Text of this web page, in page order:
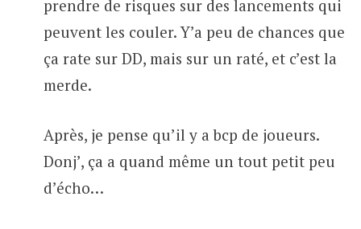
prendre de risques sur des lancements qui
peuvent les couler. Y’a peu de chances que
ça rate sur DD, mais sur un raté, et c’est la
merde.
Après, je pense qu’il y a bcp de joueurs.
Donj’, ça a quand même un tout petit peu
d’écho…